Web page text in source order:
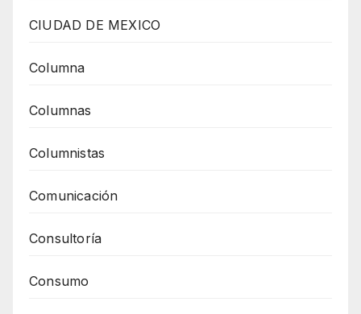
CIUDAD DE MEXICO
Columna
Columnas
Columnistas
Comunicación
Consultoría
Consumo